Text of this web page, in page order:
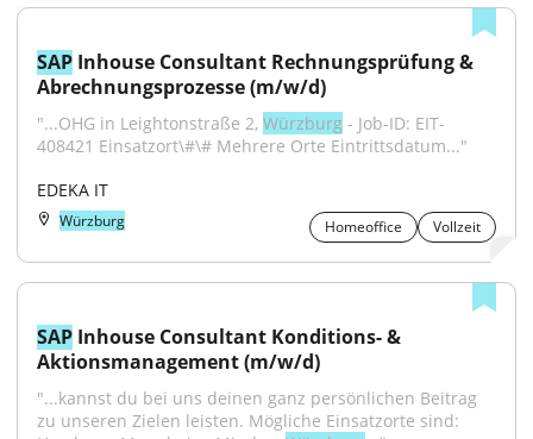
SAP Inhouse Consultant Rechnungsprüfung &
Abrechnungsprozesse (m/w/d)
"...OHG in Leightonstraße 2, Würzburg - Job-ID: EIT-
408421 Einsatzort\#\# Mehrere Orte Eintrittsdatum..."
EDEKA IT
Würzburg Homeoffice Vollzeit
SAP Inhouse Consultant Konditions- &
Aktionsmanagement (m/w/d)
"...kannst du bei uns deinen ganz persönlichen Beitrag
zu unseren Zielen leisten. Mögliche Einsatzorte sind: